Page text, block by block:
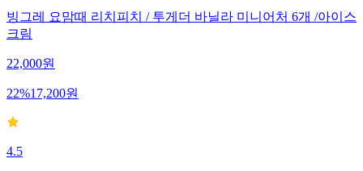
빙그레 요맘때 리치피치 / 투게더 바닐라 미니어처 6개 /아이스
크림
22,000원
22%17,200원
4.5